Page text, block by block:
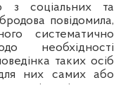
з соціальних та
повідомила,
систематично
необхідності
таких осіб
них самих або